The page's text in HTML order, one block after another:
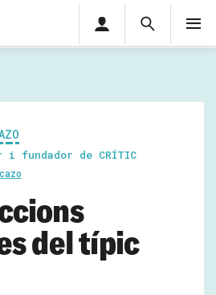
Cerca
privada
i fundador de CRÍTIC
del típic